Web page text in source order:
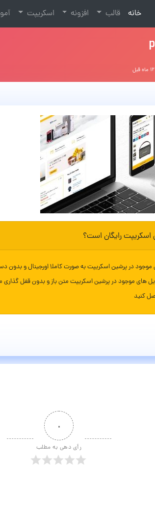
خانه
(current) قالب افزونه اسکریپت
اسکریپت رایگان است؟
موجود در پرشین اسکریپت به صورت کاملا اورجینال و بدون
های موجود در پرشین اسکریپت متن باز و بدون قفل
کنید
۰
رأی دهی به مطلب